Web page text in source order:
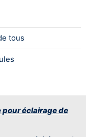
tous
pour éclairage de